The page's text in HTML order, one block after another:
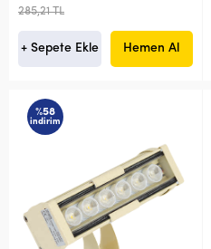
285,21 TL
+ Sepete Ekle Hemen Al
%58
indirim